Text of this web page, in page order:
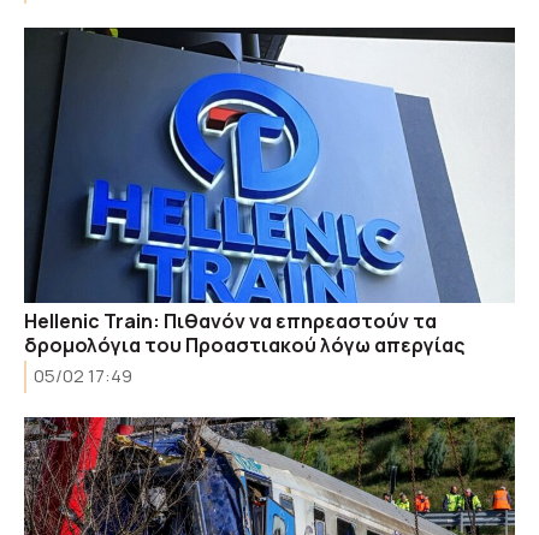
Hellenic Train: Πιθανόν να επηρεαστούν τα
δρομολόγια του Προαστιακού λόγω απεργίας
05/02 17:49